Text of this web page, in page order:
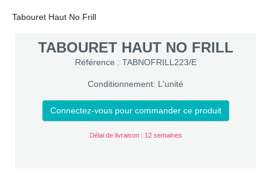
Tabouret Haut No Frill
TABOURET HAUT NO FRILL
Référence : TABNOFRILL223/E
Conditionnement: L'unité
Connectez-vous pour commander ce produit
Délai de livraison : 12 semaines